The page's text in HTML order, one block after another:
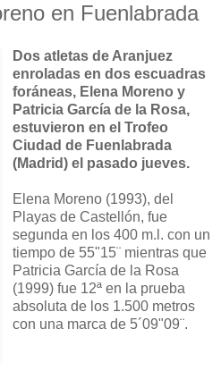
en Fuenlabrada
Dos atletas de Aranjuez
enroladas en dos escuadras
foráneas, Elena Moreno y
Patricia García de la Rosa,
estuvieron en el Trofeo
Ciudad de Fuenlabrada
(Madrid) el pasado jueves.
Elena Moreno (1993), del
Playas de Castellón, fue
segunda en los 400 m.l. con un
tiempo de 55"15¨ mientras que
Patricia García de la Rosa
(1999) fue 12ª en la prueba
absoluta de los 1.500 metros
con una marca de 5´09"09¨.